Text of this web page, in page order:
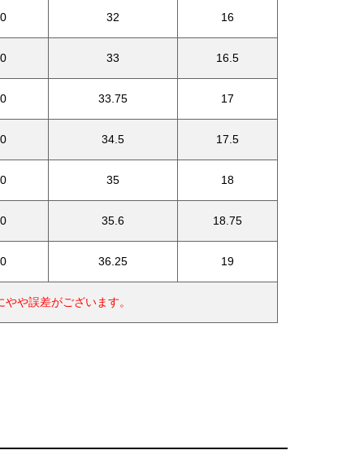
32 16
33 16.5
33.75 17
34.5 17.5
35 18
35.6 18.75
36.25 19
や誤差がございます。